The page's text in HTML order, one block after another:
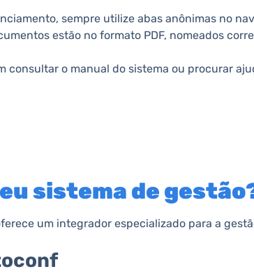
sempre utilize abas anônimas no
estão no formato PDF, nomeados
o manual do sistema ou procurar
sistema de
um integrador especializado para a